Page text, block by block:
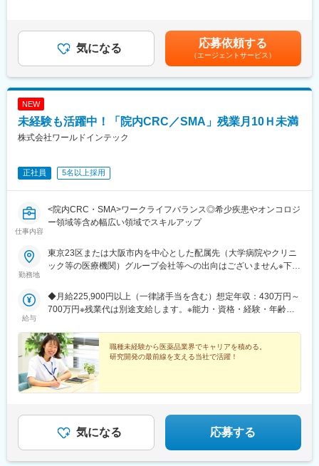
■業務内容：
・脳血管疾患関連を中心とした販売活動
ど）
・各種学会への参加
立ち会い業務が週に復数回ございます。1回の立ち合いは数時間～
■担当製品：
に対するカテーテル治療製品になります。豊富なラインナップを
揃えており、症例に合わせて革新的な製品を提案することができ
■担当エリア：
の配属となります。それぞれ在籍拠点をベースにチームでエリア
を担当しています。
※1チーム4名～8名で構成、配属エリアによっては出張が発生しま
す。
大学病院などの基幹病院を担当いただきます。
担当はエリアごとに異なりますが数件～数十件が多いです。
はあくまでも目安の金額であり、選考を通じて上下する可能性が
あります。月給(月額)は固定手当を含めた表記です。
気になる 応募依頼する
（エージェントサービス）
NEW
未経験も活躍中！「院内CRC／SMA」残業月10Ｈ未満
株式会社ワールドインテック
正社員 5名以上採用
仕事内容
<院内CRC・SMA>ワークライフバランス◎希少疾患やオンコロジ
ー領域等含め幅広い領域でスキルアップ
勤務地
東京23区または大阪市内を中心とした配属先（大学病院やクリニ
ック等の医療機関）グループ会社等への出向はございません※下記
県・神奈川県・福島県・京都府・兵庫県・和歌山県・福岡県）
R&D事業部 臨床開発グループ【東京営業所】東京都港区東新橋
2丁目14-1 NBFコモディオ汐留4F【大阪営業所】大阪市西区北堀
給与
◆月給225,900円以上（一律諸手当を含む）想定年収：430万円～
700万円※残業代は別途支給します。※能力・資格・経験・年齢な
職種未経験から医薬品業界でキャリアを積める。
研究開発の最前線を支える当社で活躍！
気になる 応募する